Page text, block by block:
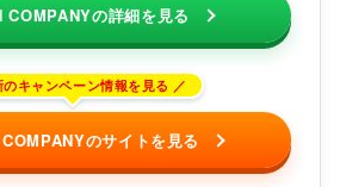
COMPANYの詳細を見る
のサイトを見る